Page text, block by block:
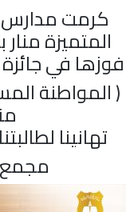
كرمت مدارس
المتميزة
فوزها في جائزة
( المواطنة
تهانينا
مجمع